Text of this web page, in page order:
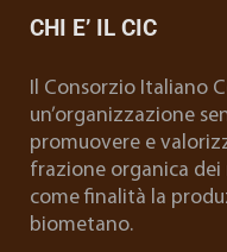
CHI E’ IL CIC
Il Consorzio Italiano
un’organizzazione
promuovere e
frazione organica
come finalità la
biometano.